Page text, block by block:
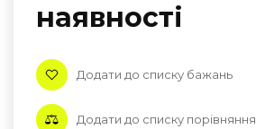
наявностi
Додати до списку бажань
Додати до списку порівняння